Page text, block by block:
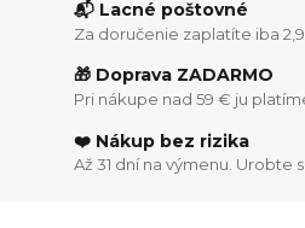
📬 Lacné poštovné
Za doručenie zaplatíte iba
🎁 Doprava ZADARMO
Pri nákupe nad 59 € ju
❤️ Nákup bez rizika
Až 31 dní na výmenu. Urobte